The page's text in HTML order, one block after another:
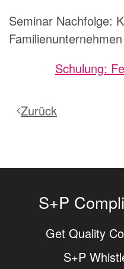
Seminar Nachfolge:
Familienunternehmen
Schulung:
Zurück
S+P
Get Quality
S+P